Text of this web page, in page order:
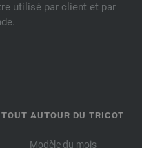
utilisé par client et par
TOUT AUTOUR DU TRICOT
Modèle du mois